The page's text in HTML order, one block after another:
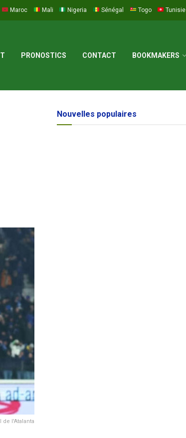
Maroc Mali Nigeria Sénégal Togo Tunisie
PRONOSTICS CONTACT BOOKMAKERS
l'Atalanta
Nouvelles populaires